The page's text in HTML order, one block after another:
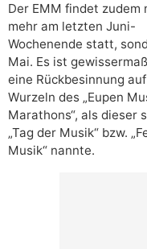
Der EMM findet zudem
mehr am letzten Juni-
Wochenende statt,
Mai. Es ist
eine Rückbesinnung
Wurzeln des „Eupen
Marathons“, als dieser
„Tag der Musik“ bzw.
Musik“ nannte.